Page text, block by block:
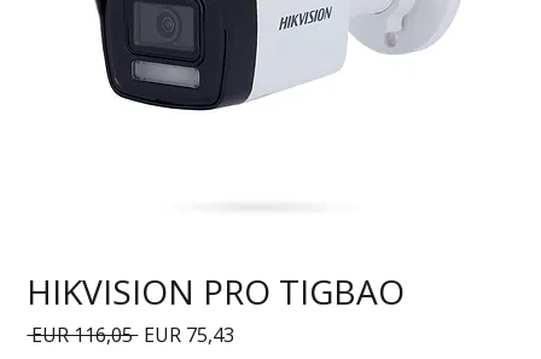
HIKVISION PRO TIGBAO
EUR 116,05 Precio
EUR 75,43